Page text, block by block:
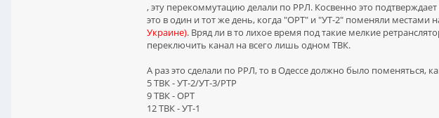
, эту перекоммутацию делали по РРЛ. Косвенно это
это в один и тот же день, когда "ОРТ" и "УТ-2" поменяли местами
Украине). Вряд ли в то лихое время под такие мелкие
переключить канал на всего лишь одном ТВК.
А раз это сделали по РРЛ, то в Одессе должно было поменяться,
5 ТВК - УТ-2/УТ-3/РТР
9 ТВК - ОРТ
12 ТВК - УТ-1